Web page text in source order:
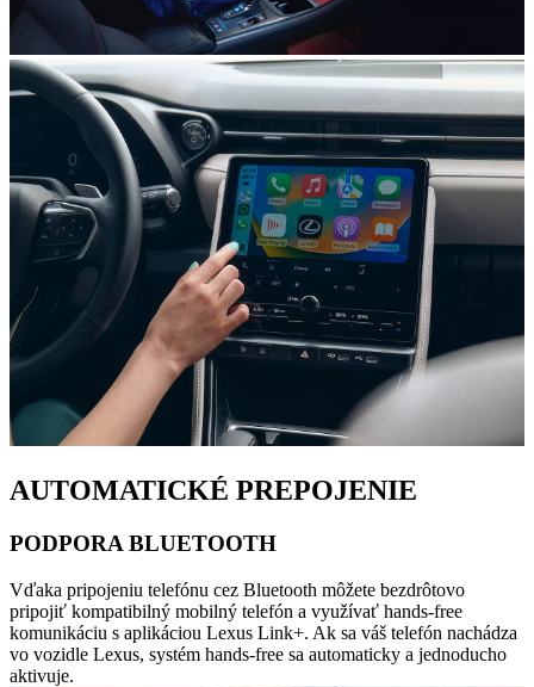
AUTOMATICKÉ PREPOJENIE
PODPORA BLUETOOTH
Vďaka pripojeniu telefónu cez Bluetooth môžete bezdrôtovo
pripojiť kompatibilný mobilný telefón a využívať hands-free
komunikáciu s aplikáciou Lexus Link+. Ak sa váš telefón nachádza
vo vozidle Lexus, systém hands-free sa automaticky a jednoducho
aktivuje.